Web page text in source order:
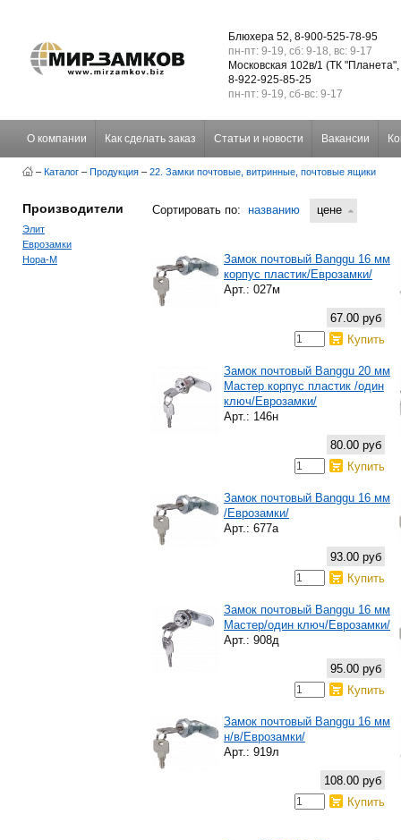
Блюхера 52, 8-900-525-78-95
пн-пт: 9-19, сб: 9-18, вс: 9-17
Московская 102в/1 (ТК
8-922-925-85-25
пн-пт: 9-19, сб-вс: 9-17
О компании Как сделать заказ Статьи и новости Вакансии
– Каталог – Продукция – 22. Замки почтовые, витринные, почтовые ящики
Производители
Элит
Еврозамки
Нора-М
Сортировать по: названию цене
Замок почтовый Banggu 16 мм
корпус пластик/Еврозамки/
Арт.: 027м
67.00 руб
Купить
Замок почтовый Banggu 20 мм
Мастер корпус пластик /один
ключ/Еврозамки/
Арт.: 146н
80.00 руб
Купить
Замок почтовый Banggu 16 мм
/Еврозамки/
Арт.: 677а
93.00 руб
Купить
Замок почтовый Banggu 16 мм
Мастер/один ключ/Еврозамки/
Арт.: 908д
95.00 руб
Купить
Замок почтовый Banggu 16 мм
н/в/Еврозамки/
Арт.: 919л
108.00 руб
Купить